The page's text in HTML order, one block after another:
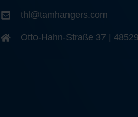
thl@tamhangers.com
Otto-Hahn-Straße 37 |